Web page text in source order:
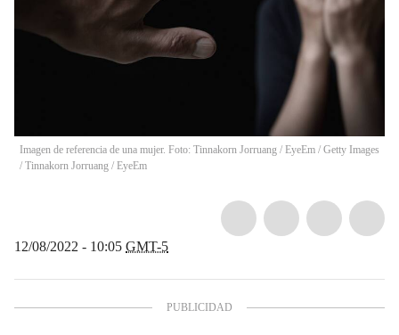
Imagen de referencia de una mujer. Foto: Tinnakorn Jorruang / EyeEm / Getty Images
/ Tinnakorn Jorruang / EyeEm
12/08/2022 - 10:05 GMT-5